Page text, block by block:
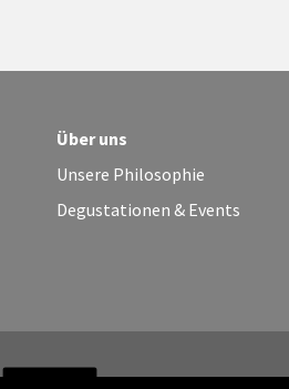
Über uns
Unsere Philosophie
Degustationen & Events